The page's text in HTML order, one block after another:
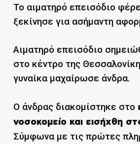
Το αιματηρό επεισόδιο
ξεκίνησε για ασήμαντη
Αιματηρό επεισόδιο
στο κέντρο της
γυναίκα μαχαίρωσε άνδρα.
Ο άνδρας διακομίστηκε στο
νοσοκομείο και εισήχθη
Σύμφωνα με τις πρώτες